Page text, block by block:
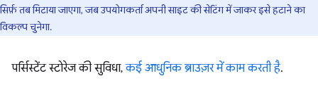
सिर्फ़ तब मिटाया जाएगा, जब उपयोगकर्ता अपनी साइट की सेटिंग में जाकर इसे हटाने का
विकल्प चुनेगा.
पर्सिस्टेंट स्टोरेज की सुविधा,कई आधुनिक ब्राउज़र में काम करती है.